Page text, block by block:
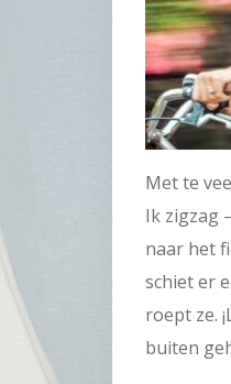
Met te
Ik zigzag
naar het
schiet er
roept ze.
buiten